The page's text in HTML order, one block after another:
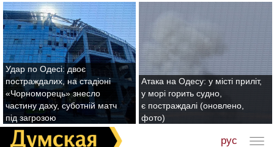
Удар по Одесі: двоє
постраждалих, на стадіоні
«Чорноморець» знесло
частину даху, суботній матч
під загрозою
Атака на Одесу: у місті приліт,
у морі горить судно,
є постраждалі (оновлено,
фото)
рус